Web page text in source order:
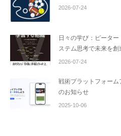
2026-07-24
日々の学び：ピータ
ステム思考で未来を創
2026-07-24
戦術プラットフォー
のお知らせ
2025-10-06